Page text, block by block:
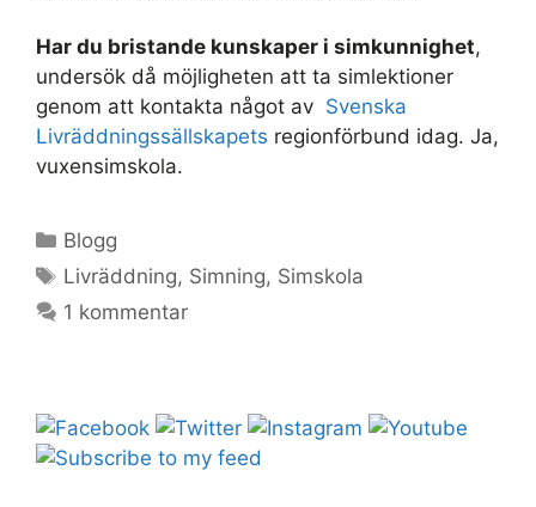
Har du bristande kunskaper i simkunnighet,
undersök då möjligheten att ta simlektioner
genom att kontakta något av Svenska
Livräddningssällskapets regionförbund idag. Ja,
vuxensimskola.
Kategorier
Blogg
Etiketter
Livräddning, Simning, Simskola
1 kommentar